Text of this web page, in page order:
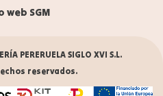
web SGM
PERERUELA SIGLO XVI S.L.
reservados.